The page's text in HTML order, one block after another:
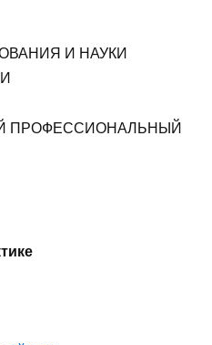
И НАУКИ
ПРОФЕССИОНАЛЬНЫЙ